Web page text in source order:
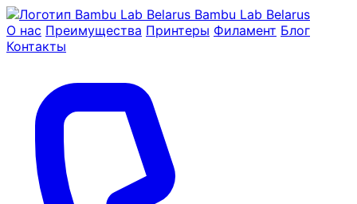
Bambu Lab Belarus
О нас Преимущества Принтеры Филамент Блог
Контакты